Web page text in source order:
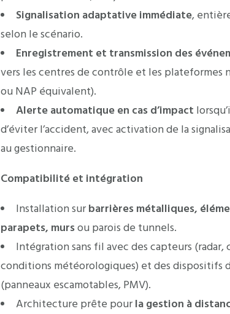
Signalisation adaptative immédiate,
selon le scénario.
Enregistrement et transmission des
vers les centres de contrôle et les plateformes
ou NAP équivalent).
Alerte automatique en cas d’impact
d’éviter l’accident, avec activation de la
au gestionnaire.
Compatibilité et intégration
Installation sur barrières métalliques,
parapets, mursou parois de tunnels.
Intégration sans fil avec des capteurs (radar,
conditions météorologiques) et des dispositifs
(panneaux escamotables, PMV).
Architecture prête pour la gestion à